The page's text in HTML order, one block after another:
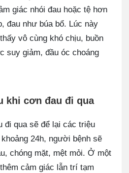
giác nhói đau hoặc tệ hơn
đau như búa bổ. Lúc này
vô cùng khó chịu, buồn
suy giảm, đầu óc choáng
khi cơn đau đi qua
đi qua sẽ để lại các triệu
24h, người bệnh sẽ
chóng mặt, mệt mỏi. Ở một
cảm giác lẫn trí tạm